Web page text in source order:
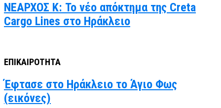
ΝΕΑΡΧΟΣ Κ: Το νέο απόκτημα της Creta
Cargo Lines στο Ηράκλειο
ΕΠΙΚΑΙΡΟΤΗΤΑ
Έφτασε στο Ηράκλειο το Άγιο Φως
(εικόνες)